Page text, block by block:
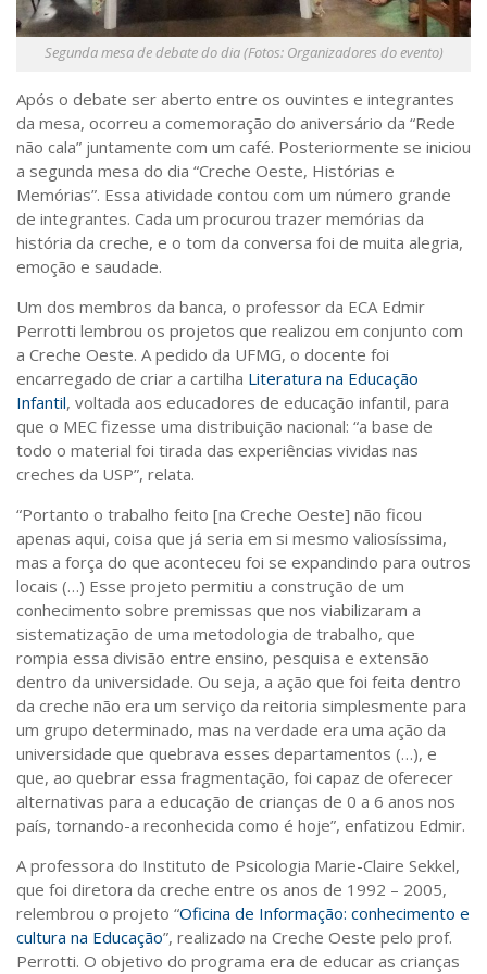
Segunda mesa de debate do dia (Fotos: Organizadores do evento)
Após o debate ser aberto entre os ouvintes e integrantes
da mesa, ocorreu a comemoração do aniversário da “Rede
não cala” juntamente com um café. Posteriormente se iniciou
a segunda mesa do dia “Creche Oeste, Histórias e
Memórias”. Essa atividade contou com um número grande
de integrantes. Cada um procurou trazer memórias da
história da creche, e o tom da conversa foi de muita alegria,
emoção e saudade.
Um dos membros da banca, o professor da ECA Edmir
Perrotti lembrou os projetos que realizou em conjunto com
a Creche Oeste. A pedido da UFMG, o docente foi
encarregado de criar a cartilha Literatura na Educação
Infantil, voltada aos educadores de educação infantil, para
que o MEC fizesse uma distribuição nacional: “a base de
todo o material foi tirada das experiências vividas nas
creches da USP”, relata.
“Portanto o trabalho feito [na Creche Oeste] não ficou
apenas aqui, coisa que já seria em si mesmo valiosíssima,
mas a força do que aconteceu foi se expandindo para outros
locais (…) Esse projeto permitiu a construção de um
conhecimento sobre premissas que nos viabilizaram a
sistematização de uma metodologia de trabalho, que
rompia essa divisão entre ensino, pesquisa e extensão
dentro da universidade. Ou seja, a ação que foi feita dentro
da creche não era um serviço da reitoria simplesmente para
um grupo determinado, mas na verdade era uma ação da
universidade que quebrava esses departamentos (…), e
que, ao quebrar essa fragmentação, foi capaz de oferecer
alternativas para a educação de crianças de 0 a 6 anos nos
país, tornando-a reconhecida como é hoje”, enfatizou Edmir.
A professora do Instituto de Psicologia Marie-Claire Sekkel,
que foi diretora da creche entre os anos de 1992 – 2005,
relembrou o projeto “Oficina de Informação: conhecimento e
cultura na Educação”, realizado na Creche Oeste pelo prof.
Perrotti. O objetivo do programa era de educar as crianças